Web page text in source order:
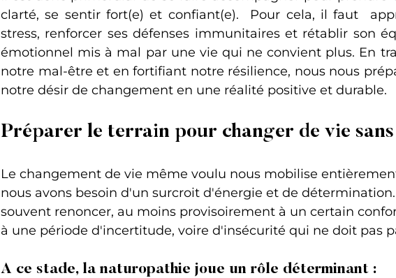
clarté, se sentir fort(e) et confiant(e).  Pour cela, il faut
stress, renforcer ses défenses immunitaires et rétablir son
émotionnel mis à mal par une vie qui ne convient plus. En
notre mal-être et en fortifiant notre résilience, nous nous
notre désir de changement en une réalité positive et durable.
Préparer le terrain pour changer de vie sans
Le changement de vie même voulu nous mobilise
nous avons besoin d'un surcroit d'énergie et de
souvent renoncer, au moins provisoirement à un certain
à une période d'incertitude, voire d'insécurité qui ne doit pas
A ce stade, la naturopathie joue un rôle déterminant :